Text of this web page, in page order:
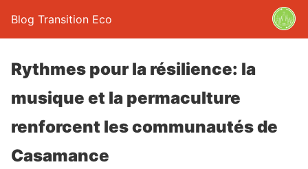
Blog Transition Eco
Rythmes pour la résilience: la
musique et la permaculture
renforcent les communautés de
Casamance